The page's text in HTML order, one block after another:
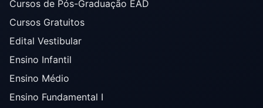
Cursos de Pós-Graduação EAD
Cursos Gratuitos
Edital Vestibular
Ensino Infantil
Ensino Médio
Ensino Fundamental I